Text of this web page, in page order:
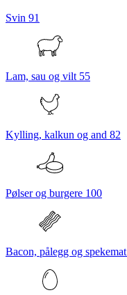
Svin 91
Lam, sau og vilt 55
Kylling, kalkun og and 82
Pølser og burgere 100
Bacon, pålegg og spekemat